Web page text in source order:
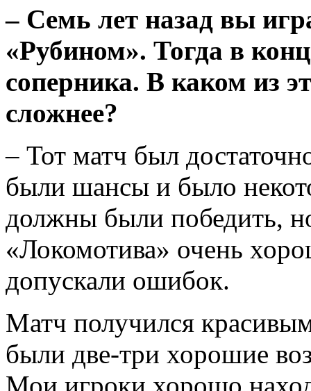
– Семь лет назад вы
«Рубином». Тогда в
соперника. В каком из
сложнее?
– Тот матч был
были шансы и было
должны были победить,
«Локомотива» очень
допускали ошибок.
Матч получился
были две-три хорошие